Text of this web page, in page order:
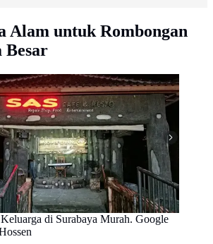
Alam untuk Rombongan
Besar
di Surabaya Murah. Google